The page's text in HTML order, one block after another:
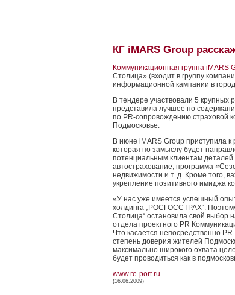
КГ iMARS Group
Коммуникационная группа iMARS
Столица» (входит в группу
информационной кампании в
В тендере участвовали 5 крупных
представила лучшее по
по PR-сопровождению страховой
Подмосковье.
В июне iMARS Group приступила
которая по замыслу будет
потенциальным клиентам
автострахование, программа
недвижимости и т. д. Кроме того,
укрепление позитивного имиджа
«У нас уже имеется успешный
холдинга „РОСГОССТРАХ“.
Столица“ остановила свой выбор
отдела проектного PR
Что касается непосредственно
степень доверия жителей
максимально широкого охвата
будет проводиться как в
www.re-port.ru
(16.06.2009)